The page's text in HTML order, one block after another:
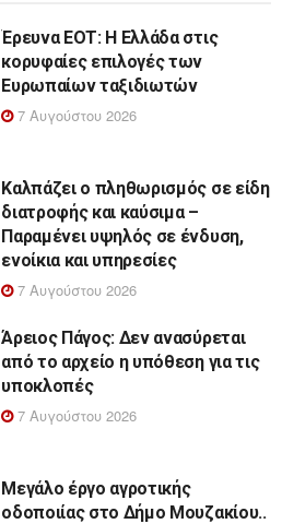
Έρευνα ΕΟΤ: Η Ελλάδα στις
κορυφαίες επιλογές των
Ευρωπαίων ταξιδιωτών
7 Αυγούστου 2026
Καλπάζει ο πληθωρισμός σε είδη
διατροφής και καύσιμα –
Παραμένει υψηλός σε ένδυση,
ενοίκια και υπηρεσίες
7 Αυγούστου 2026
Άρειος Πάγος: Δεν ανασύρεται
από το αρχείο η υπόθεση για τις
υποκλοπές
7 Αυγούστου 2026
Μεγάλο έργο αγροτικής
οδοποιίας στο Δήμο Μουζακίου..